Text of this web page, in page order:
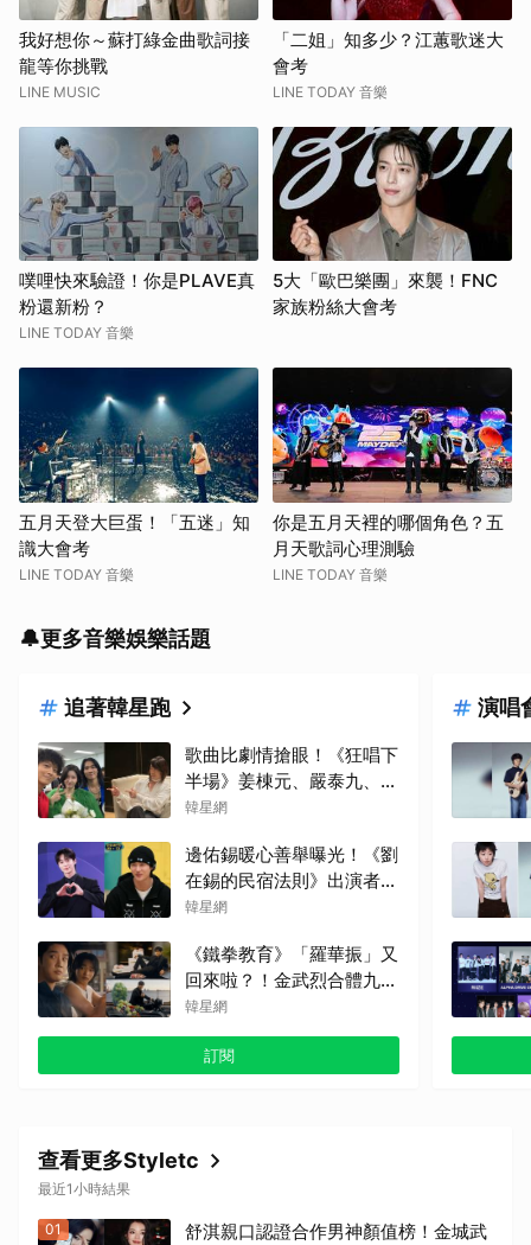
我好想你～蘇打綠金曲歌詞接
龍等你挑戰
LINE MUSIC
「二姐」知多少？江蕙歌迷大
會考
LINE TODAY 音樂
噗哩快來驗證！你是PLAVE真
粉還新粉？
LINE TODAY 音樂
5大「歐巴樂團」來襲！FNC
家族粉絲大會考
五月天登大巨蛋！「五迷」知
識大會考
LINE TODAY 音樂
你是五月天裡的哪個角色？五
月天歌詞心理測驗
LINE TODAY 音樂
🔔更多音樂娛樂話題
追著韓星跑
歌曲比劇情搶眼！《狂唱下
半場》姜棟元、嚴泰九、朴
智賢組混聲團體，劇中曲
韓星網
邊佑錫暖心善舉曝光！《劉
在錫的民宿法則》出演者透
露：因他的捐款，兒童患者
韓星網
《鐵拳教育》「羅華振」又
回來啦？！金武烈合體九雲
高中混混拍廣告，兩人嚇壞
反應笑翻劇迷：根本番外
篇！
韓星網
訂閱
演唱
查看更多Styletc
最近1小時結果
01
舒淇親口認證合作男神顏值榜！金城武